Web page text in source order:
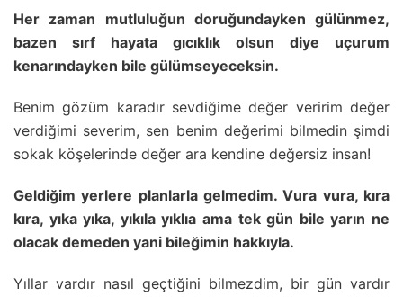
Her zaman mutluluğun doruğundayken gülünmez,
bazen sırf hayata gıcıklık olsun diye uçurum
kenarındayken bile gülümseyeceksin.
Benim gözüm karadır sevdiğime değer veririm değer
verdiğimi severim, sen benim değerimi bilmedin şimdi
sokak köşelerinde değer ara kendine değersiz insan!
Geldiğim yerlere planlarla gelmedim. Vura vura, kıra
kıra, yıka yıka, yıkıla yıklıa ama tek gün bile yarın ne
olacak demeden yani bileğimin hakkıyla.
Yıllar vardır nasıl geçtiğini bilmezdim, bir gün vardır